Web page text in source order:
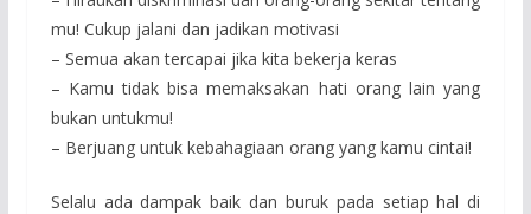
mu! Cukup jalani dan jadikan motivasi
– Semua akan tercapai jika kita bekerja keras
– Kamu tidak bisa memaksakan hati orang lain yang
bukan untukmu!
– Berjuang untuk kebahagiaan orang yang kamu cintai!
Selalu ada dampak baik dan buruk pada setiap hal di